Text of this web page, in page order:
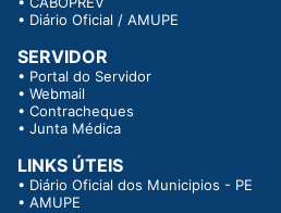
• Diário Oficial / AMUPE
SERVIDOR
• Portal do Servidor
• Webmail
• Contracheques
• Junta Médica
LINKS ÚTEIS
• Diário Oficial dos Municipios - PE
• AMUPE